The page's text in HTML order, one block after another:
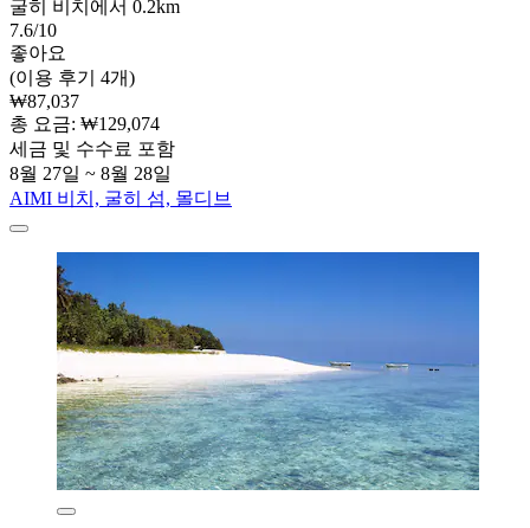
굴히 비치에서 0.2km
7.6/10
좋아요
(이용 후기 4개)
₩87,037
총 요금: ₩129,074
세금 및 수수료 포함
8월 27일 ~ 8월 28일
AIMI 비치, 굴히 섬, 몰디브